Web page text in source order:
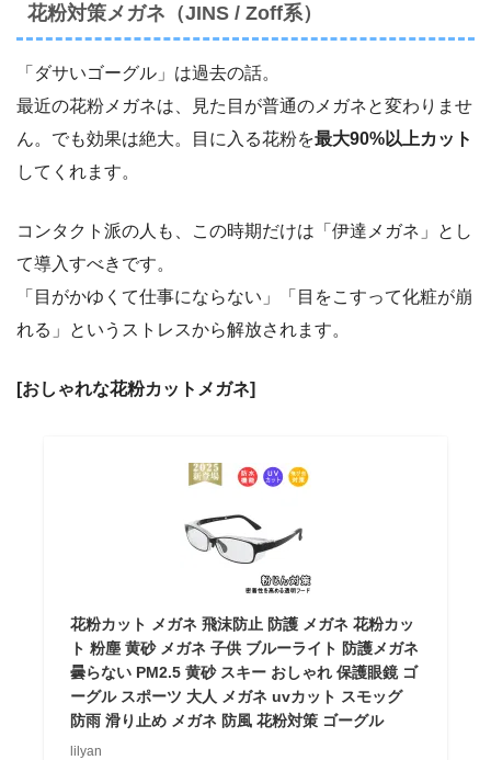
花粉対策メガネ（JINS / Zoff系）
「ダサいゴーグル」は過去の話。
最近の花粉メガネは、見た目が普通のメガネと変わりませ
ん。でも効果は絶大。目に入る花粉を最大90%以上カット
してくれます。
コンタクト派の人も、この時期だけは「伊達メガネ」とし
て導入すべきです。
「目がかゆくて仕事にならない」「目をこすって化粧が崩
れる」というストレスから解放されます。
[おしゃれな花粉カットメガネ]
花粉カット メガネ 飛沫防止 防護 メガネ 花粉カッ
ト 粉塵 黄砂 メガネ 子供 ブルーライト 防護メガネ
曇らない PM2.5 黄砂 スキー おしゃれ 保護眼鏡 ゴ
ーグル スポーツ 大人 メガネ uvカット スモッグ
防雨 滑り止め メガネ 防風 花粉対策 ゴーグル
lilyan